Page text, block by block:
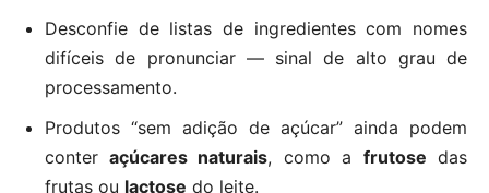
Desconfie de listas de ingredientes com nomes
difíceis de pronunciar — sinal de alto grau de
processamento.
Produtos “sem adição de açúcar” ainda podem
conter açúcares naturais, como a frutose das
frutas ou lactose do leite.